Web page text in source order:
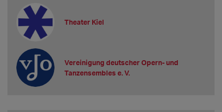
Theater Kiel
Vereinigung deutscher Opern- und
Tanzensembles e. V.